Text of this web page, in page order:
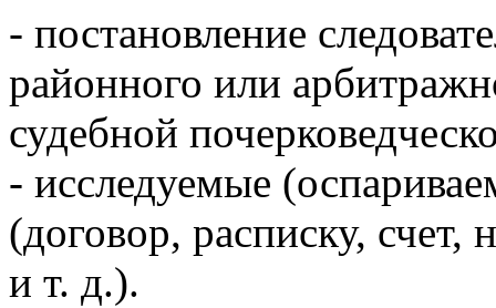
- постановление
районного или
судебной
- исследуемые
(договор, расписку,
и т. д.).